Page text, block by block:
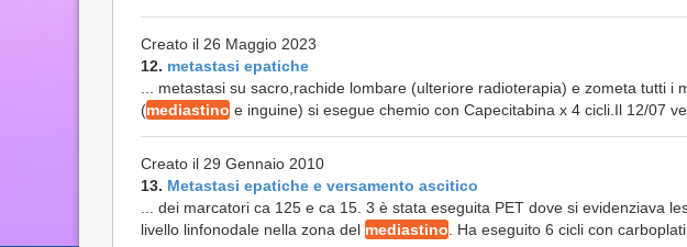
Creato il 26 Maggio 2023
12. metastasi epatiche
... metastasi su sacro,rachide lombare (ulteriore radioterapia) e zometa tutti i
(mediastino e inguine) si esegue chemio con Capecitabina x 4 cicli.Il 12/07
Creato il 29 Gennaio 2010
13. Metastasi epatiche e versamento ascitico
... dei marcatori ca 125 e ca 15. 3 è stata eseguita PET dove si evidenziava
livello linfonodale nella zona del mediastino . Ha eseguito 6 cicli con